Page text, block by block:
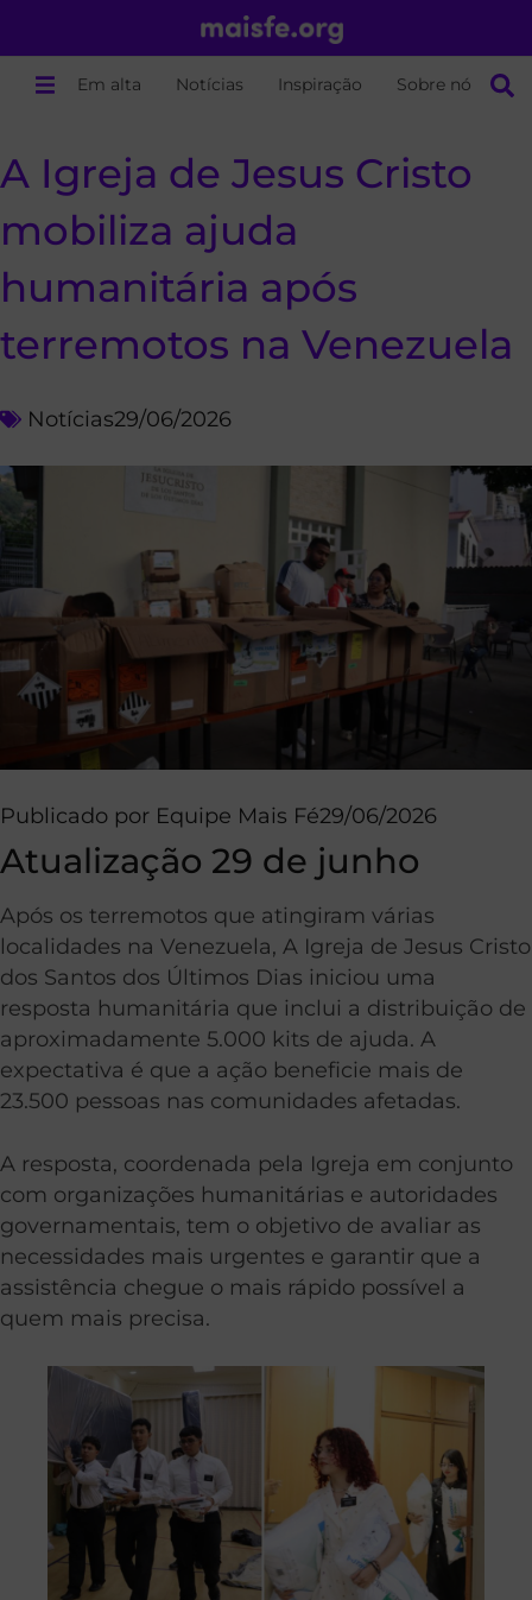
Em alta Notícias Inspiração Sobre nós
A Igreja de Jesus Cristo
mobiliza ajuda
humanitária após
terremotos na Venezuela
Notícias29/06/2026
Publicado por Equipe Mais Fé29/06/2026
Atualização 29 de junho
Após os terremotos que atingiram várias
localidades na Venezuela, A Igreja de Jesus Cristo
dos Santos dos Últimos Dias iniciou uma
resposta humanitária que inclui a distribuição de
aproximadamente 5.000 kits de ajuda. A
expectativa é que a ação beneficie mais de
23.500 pessoas nas comunidades afetadas.
A resposta, coordenada pela Igreja em conjunto
com organizações humanitárias e autoridades
governamentais, tem o objetivo de avaliar as
necessidades mais urgentes e garantir que a
assistência chegue o mais rápido possível a
quem mais precisa.